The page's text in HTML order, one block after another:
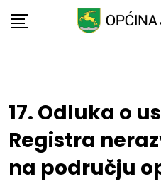
Skip
17. Odluka o
Registra
na području